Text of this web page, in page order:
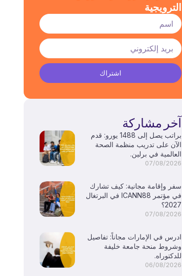
الترويجية
اشتراك
آخر مشاركة
براتب يصل إلى 1488 يورو: قدم
الآن على تدريب منظمة الصحة
العالمية في برلين.
07/08/2026
سفر وإقامة مجانية: كيف تشارك
في مؤتمر ICANN88 في البرتغال
2027؟
07/08/2026
ادرس في الإمارات مجاناً: تفاصيل
وشروط منحة جامعة خليفة
للدكتوراه.
06/08/2026